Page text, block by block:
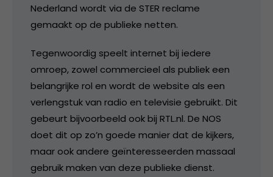
Nederland wordt via de STER reclame
gemaakt op de publieke netten.
Tegenwoordig speelt internet bij iedere
omroep, zowel commercieel als publiek een
belangrijke rol en wordt de website als een
verlengstuk van radio en televisie gebruikt. Dit
gebeurt bijvoorbeeld ook bij RTL.nl. De NOS
doet dit op zo’n goede manier dat de kijkers,
maar ook andere geïnteresseerden massaal
gebruik maken van deze publieke dienst.